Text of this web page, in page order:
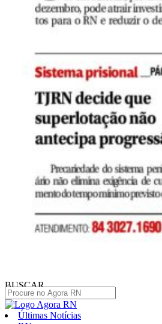
BUSCAR
Últimas Notícias